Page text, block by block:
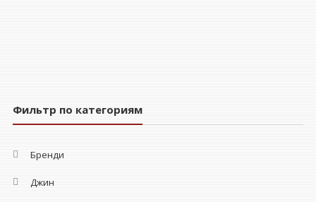
Фильтр по категориям
Бренди
Джин